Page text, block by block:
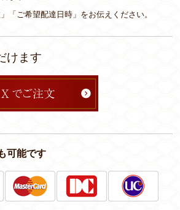
「ご希望配達日時」をお伝えください。
けます
可能です